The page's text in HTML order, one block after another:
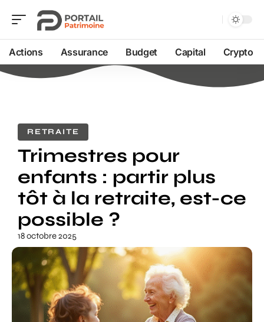
Actions Assurance Budget Capital Crypto
RETRAITE
Trimestres pour
enfants : partir plus
tôt à la retraite, est-ce
possible ?
18 octobre 2025